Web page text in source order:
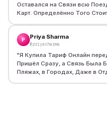
Оставался на Связи всю
Карт. Определённо Того
P Priya Sharma
@priyasharma
"Я Купила Тариф Онлайн
Пришёл Сразу, а Связь Была
Пляжах, в Городах, Даже в